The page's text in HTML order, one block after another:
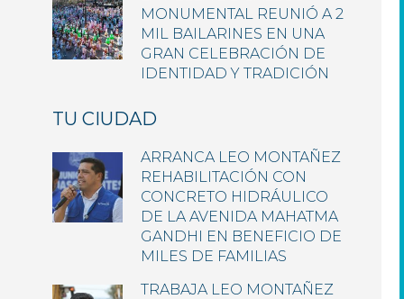
MONUMENTAL REUNIÓ A 2
MIL BAILARINES EN UNA
GRAN CELEBRACIÓN DE
IDENTIDAD Y TRADICIÓN
TU CIUDAD
ARRANCA LEO MONTAÑEZ
REHABILITACIÓN CON
CONCRETO HIDRÁULICO
DE LA AVENIDA MAHATMA
GANDHI EN BENEFICIO DE
MILES DE FAMILIAS
TRABAJA LEO MONTAÑEZ